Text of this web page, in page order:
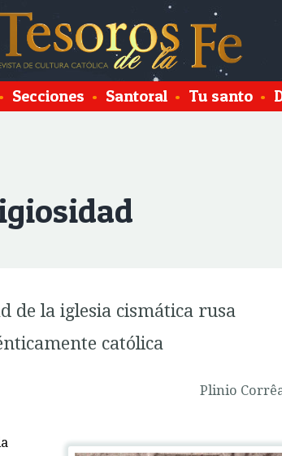
• Secciones • Santoral • Tu santo •
de la iglesia cismática rusa
católica
Plinio